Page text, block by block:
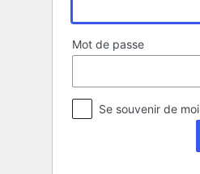
Mot de passe
Se souvenir de moi